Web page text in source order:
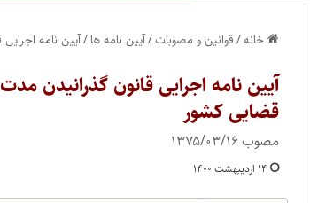
خانه/قوانین و مصوبات/آیین نامه ها/آیین نامه
آیین نامه اجرایی قانون گذرانیدن
قضایی کشور
مصوب ۱۳۷۵/۰۳/۱۶
۱۴ اردیبهشت ۱۴۰۰